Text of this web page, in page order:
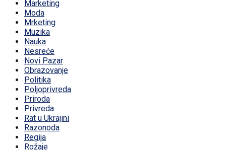
Marketing
Moda
Mrketing
Muzika
Nauka
Nesreće
Novi Pazar
Obrazovanje
Politika
Poljoprivreda
Priroda
Privreda
Rat u Ukrajini
Razonoda
Regija
Rožaje